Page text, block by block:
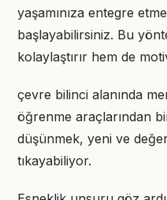
yaşamınıza entegre
başlayabilirsiniz. Bu
kolaylaştırır hem de
çevre bilinci alanında
öğrenme araçlarından
düşünmek, yeni ve
tıkayabiliyor.